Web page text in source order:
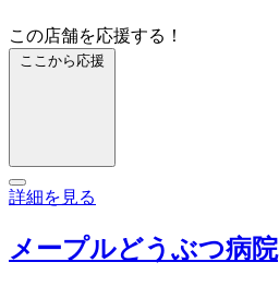
この店舗を応援する！
ここから応援
詳細を見る
メープルどうぶつ病院